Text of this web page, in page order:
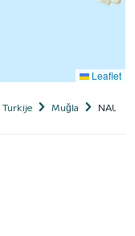
Leaflet
Turkije Muğla